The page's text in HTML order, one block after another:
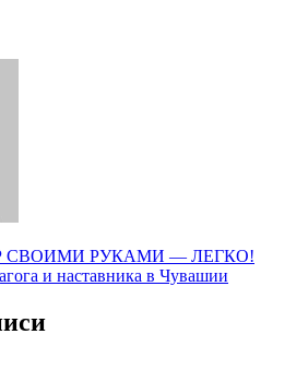
РУКАМИ — ЛЕГКО!
и наставника в Чувашии